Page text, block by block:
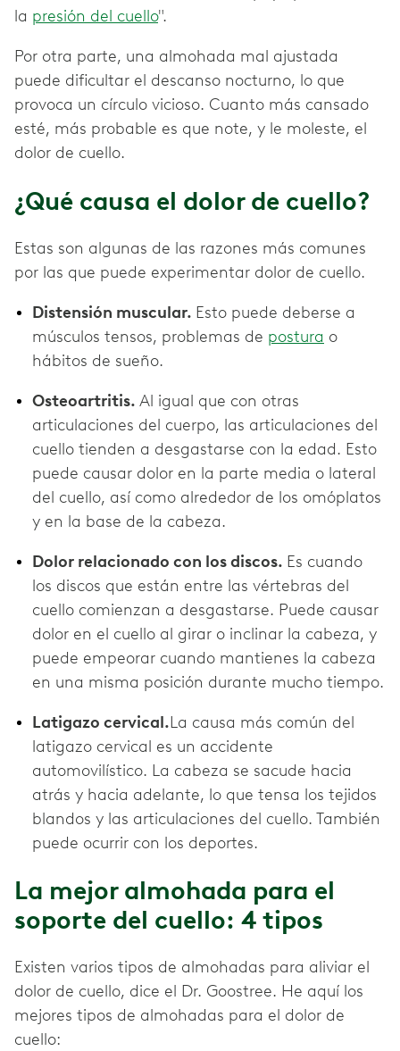
la presión del cuello".
Por otra parte, una almohada mal ajustada
puede dificultar el descanso nocturno, lo que
provoca un círculo vicioso. Cuanto más cansado
esté, más probable es que note, y le moleste, el
dolor de cuello.
¿Qué causa el dolor de cuello?
Estas son algunas de las razones más comunes
por las que puede experimentar dolor de cuello.
Distensión muscular. Esto puede deberse a
músculos tensos, problemas de postura o
hábitos de sueño.
Osteoartritis. Al igual que con otras
articulaciones del cuerpo, las articulaciones del
cuello tienden a desgastarse con la edad. Esto
puede causar dolor en la parte media o lateral
del cuello, así como alrededor de los omóplatos
y en la base de la cabeza.
Dolor relacionado con los discos. Es cuando
los discos que están entre las vértebras del
cuello comienzan a desgastarse. Puede causar
dolor en el cuello al girar o inclinar la cabeza, y
puede empeorar cuando mantienes la cabeza
en una misma posición durante mucho tiempo.
Latigazo cervical.La causa más común del
latigazo cervical es un accidente
automovilístico. La cabeza se sacude hacia
atrás y hacia adelante, lo que tensa los tejidos
blandos y las articulaciones del cuello. También
puede ocurrir con los deportes.
La mejor almohada para el
soporte del cuello: 4 tipos
Existen varios tipos de almohadas para aliviar el
dolor de cuello, dice el Dr. Goostree. He aquí los
mejores tipos de almohadas para el dolor de
cuello: